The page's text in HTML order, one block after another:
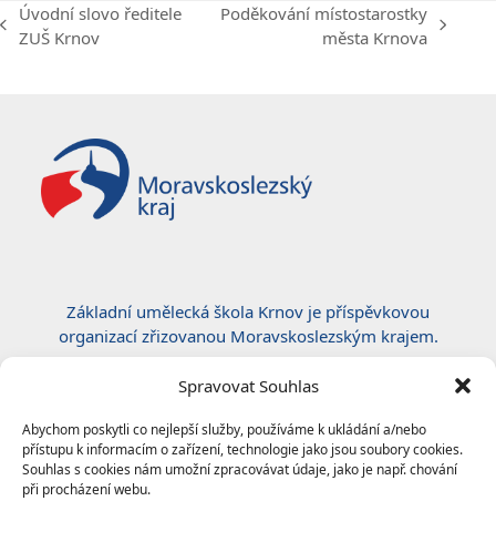
Spravovat Souhlas
Abychom poskytli co nejlepší služby, používáme k ukládání a/nebo
přístupu k informacím o zařízení, technologie jako jsou soubory cookies.
Souhlas s cookies nám umožní zpracovávat údaje, jako je např. chování
při procházení webu.
previous
Úvodní slovo ředitele
ZUŠ Krnov
Poděkování místostarostky
města Krnova
Základní umělecká škola Krnov je příspěvkovou
organizací zřizovanou Moravskoslezským krajem.
Certifikace ČSN EN ISO 50001:2019